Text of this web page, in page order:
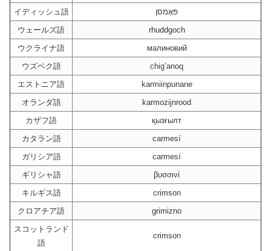
イディッシュ語
פּאָמסן
ウェールズ語
rhuddgoch
ウクライナ語
малиновий
ウズベク語
chig’anoq
エストニア語
karmiinpunane
オランダ語
karmozijnrood
カザフ語
қызғылт
カタラン語
carmesí
ガリシア語
carmesí
ギリシャ語
βυσσινί
キルギス語
crimson
クロアチア語
grimizno
スコットランド
語
crimson